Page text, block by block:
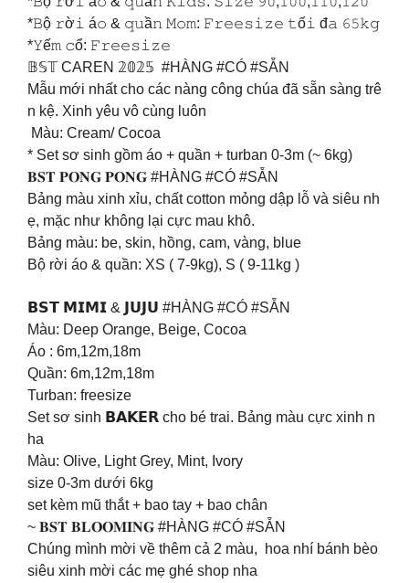
*𝙱ộ 𝚛ờ𝚒 á𝚘 & 𝚚𝚞ầ𝚗 𝙼𝚘𝚖: 𝙵𝚛𝚎𝚎𝚜𝚒𝚣𝚎 𝚝ố𝚒 đ𝚊 𝟼𝟻𝚔𝚐
*𝚈ế𝚖 𝚌ổ: 𝙵𝚛𝚎𝚎𝚜𝚒𝚣𝚎
𝔹𝕊𝕋 CAREN 𝟚𝟘𝟚𝟝 #HÀNG #CÓ #SẴN
Mẫu mới nhất cho các nàng công chúa đã sẵn sàng trê
n kệ. Xinh yêu vô cùng luôn
Màu: Cream/ Cocoa
* Set sơ sinh gồm áo + quần + turban 0-3m (~ 6kg)
𝐁𝐒𝐓 𝐏𝐎𝐍𝐆 𝐏𝐎𝐍𝐆 #HÀNG #CÓ #SẴN
Bảng màu xinh xỉu, chất cotton mỏng dập lỗ và siêu nh
ẹ, mặc như không lại cực mau khô.
Bảng màu: be, skin, hồng, cam, vàng, blue
Bộ rời áo & quần: XS ( 7-9kg), S ( 9-11kg )
𝗕𝗦𝗧 𝗠𝗜𝗠𝗜 & 𝗝𝗨𝗝𝗨 #HÀNG #CÓ #SẴN
Màu: Deep Orange, Beige, Cocoa
Áo : 6m,12m,18m
Quần: 6m,12m,18m
Turban: freesize
Set sơ sinh 𝗕𝗔𝗞𝗘𝗥 cho bé trai. Bảng màu cực xinh n
ha
Màu: Olive, Light Grey, Mint, Ivory
size 0-3m dưới 6kg
set kèm mũ thắt + bao tay + bao chân
~ 𝐁𝐒𝐓 𝐁𝐋𝐎𝐎𝐌𝐈𝐍𝐆 #HÀNG #CÓ #SẴN
Chúng mình mời về thêm cả 2 màu, hoa nhí bánh bèo
siêu xinh mời các mẹ ghé shop nha